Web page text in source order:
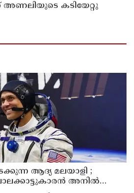
അണലിയുടെ കടിയേറ്റു
ആദ്യ മലയാളി ;
അനിൽ